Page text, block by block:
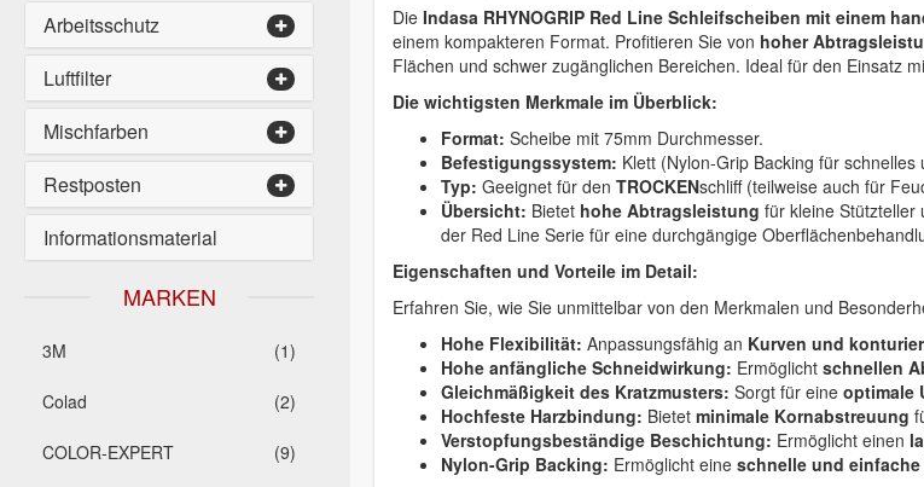
Arbeitsschutz
Luftfilter
Mischfarben
Restposten
Informationsmaterial
MARKEN
(1)
3M
(2)
Colad
(9)
COLOR-EXPERT
Die Indasa RHYNOGRIP Red Line Schleifscheiben mit einem
einem kompakteren Format. Profitieren Sie von hoher
Flächen und schwer zugänglichen Bereichen. Ideal für den Einsatz
Die wichtigsten Merkmale im Überblick:
Format: Scheibe mit 75mm Durchmesser.
Befestigungssystem: Klett (Nylon-Grip Backing für
Typ: Geeignet für den TROCKENschliff (teilweise auch für
Übersicht: Bietet hohe Abtragsleistung für kleine Stützteller
der Red Line Serie für eine durchgängige
Eigenschaften und Vorteile im Detail:
Erfahren Sie, wie Sie unmittelbar von den Merkmalen und
Hohe Flexibilität: Anpassungsfähig an Kurven und
Hohe anfängliche Schneidwirkung: Ermöglicht schnellen
Gleichmäßigkeit des Kratzmusters: Sorgt für eine optimale
Hochfeste Harzbindung: Bietet minimale Kornabstreuung
Verstopfungsbeständige Beschichtung: Ermöglicht einen
Nylon-Grip Backing: Ermöglicht eine schnelle und